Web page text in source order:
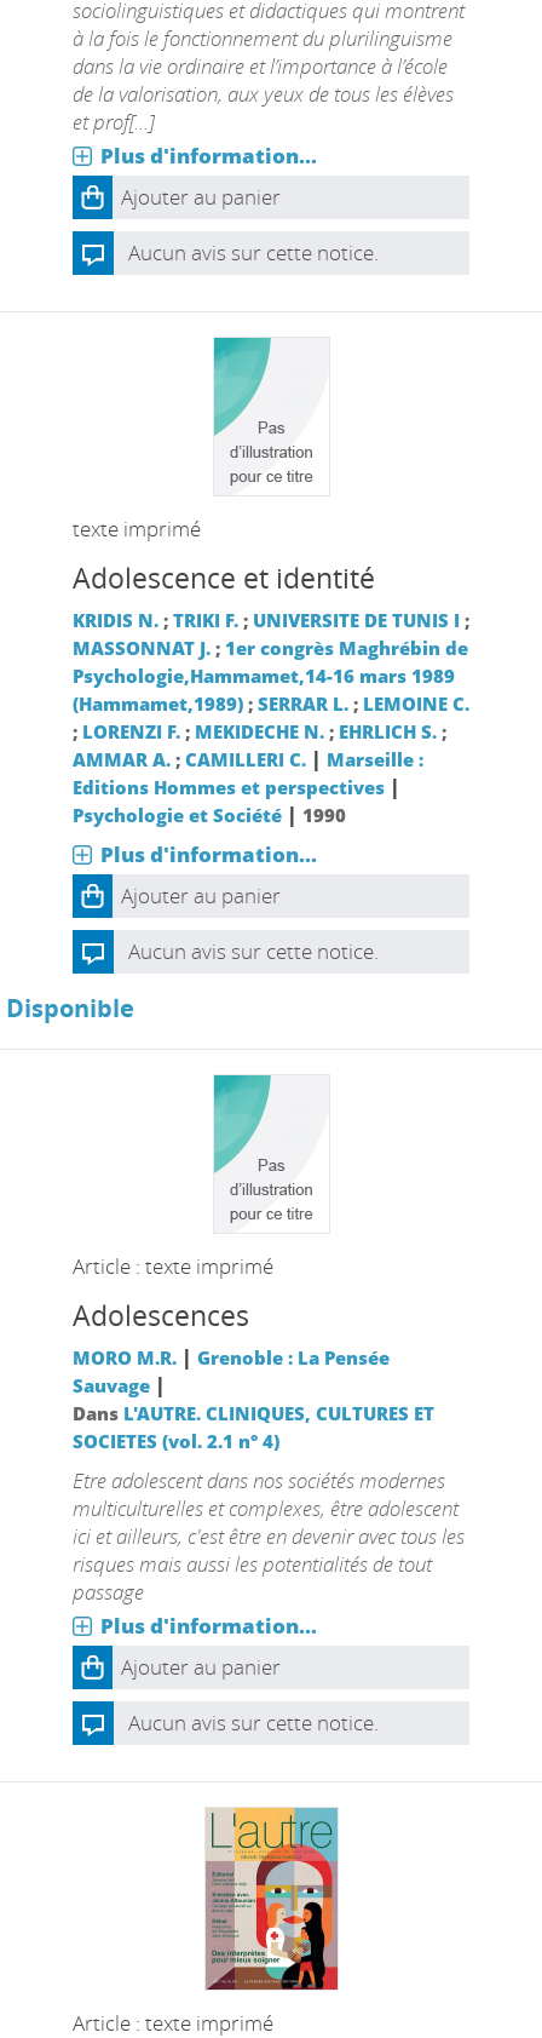
sociolinguistiques et didactiques qui montrent
à la fois le fonctionnement du plurilinguisme
dans la vie ordinaire et l’importance à l’école
de la valorisation, aux yeux de tous les élèves
et prof[...]
Plus d'information...
Ajouter au panier
Aucun avis sur cette notice.
texte imprimé
Adolescence et identité
KRIDIS N.; TRIKI F.; UNIVERSITE DE TUNIS I ;
MASSONNAT J.; 1er congrès Maghrébin de
Psychologie,Hammamet,14-16 mars 1989
(Hammamet,1989); SERRAR L.; LEMOINE C.
; LORENZI F.; MEKIDECHE N.; EHRLICH S.;
AMMAR A.; CAMILLERI C. | Marseille :
Editions Hommes et perspectives|
Psychologie et Société| 1990
Plus d'information...
Ajouter au panier
Aucun avis sur cette notice.
Disponible
Article : texte imprimé
Adolescences
MORO M.R. | Grenoble : La Pensée
Sauvage|
Dans L'AUTRE. CLINIQUES, CULTURES ET
SOCIETES (vol. 2.1 n° 4)
Etre adolescent dans nos sociétés modernes
multiculturelles et complexes, être adolescent
ici et ailleurs, c'est être en devenir avec tous les
risques mais aussi les potentialités de tout
passage
Plus d'information...
Ajouter au panier
Aucun avis sur cette notice.
Article : texte imprimé